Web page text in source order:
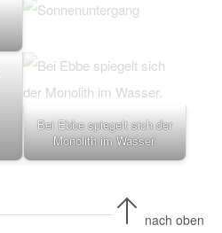
Bei Ebbe spiegelt sich der
Monolith im Wasser.
nach oben